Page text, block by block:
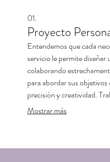
01.
Proyecto
Entendemos que cada
servicio le permite diseñar
colaborando
para abordar sus
precisión y creatividad.
definir el alcance, los
Mostrar más